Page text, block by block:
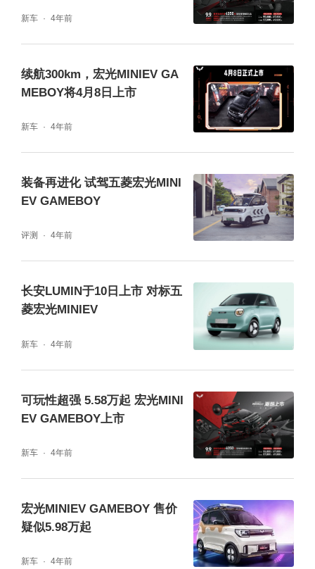
新车 4年前
续航300km，宏光MINIEV GA
MEBOY将4月8日上市
新车 4年前
装备再进化 试驾五菱宏光MINI
EV GAMEBOY
评测 4年前
长安LUMIN于10日上市 对标五
菱宏光MINIEV
新车 4年前
可玩性超强 5.58万起 宏光MINI
EV GAMEBOY上市
新车 4年前
宏光MINIEV GAMEBOY 售价
疑似5.98万起
新车 4年前